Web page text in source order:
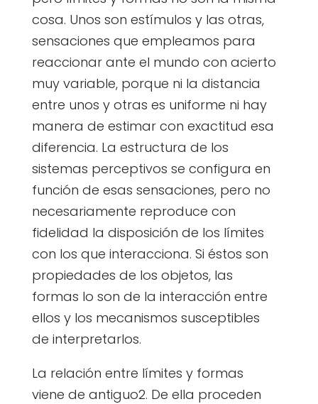
cosa. Unos son estímulos y las otras,
sensaciones que empleamos para
reaccionar ante el mundo con acierto
muy variable, porque ni la distancia
entre unos y otras es uniforme ni hay
manera de estimar con exactitud esa
diferencia. La estructura de los
sistemas perceptivos se configura en
función de esas sensaciones, pero no
necesariamente reproduce con
fidelidad la disposición de los límites
con los que interacciona. Si éstos son
propiedades de los objetos, las
formas lo son de la interacción entre
ellos y los mecanismos susceptibles
de interpretarlos.
La relación entre límites y formas
viene de antiguo2. De ella proceden